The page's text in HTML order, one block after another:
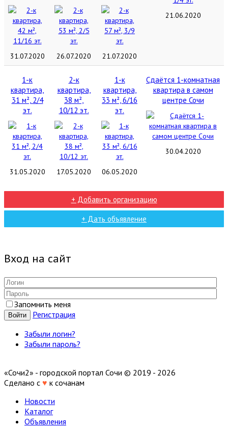
31.07.2020 26.07.2020 21.07.2020
21.06.2020
1-к
квартира,
31 м², 2/4
эт.
31.05.2020
2-к
квартира,
38 м²,
10/12 эт.
17.05.2020
1-к
квартира,
33 м², 6/16
эт.
06.05.2020
Сдаётся 1-комнатная
квартира в самом
центре Сочи
30.04.2020
+ Добавить организацию
+ Дать объявление
Вход на сайт
Запомнить меня
Войти
Регистрация
Забыли логин?
Забыли пароль?
«Сочи2» - городской портал Сочи © 2019 - 2026
Сделано с ♥ к сочанам
Новости
Каталог
Объявления